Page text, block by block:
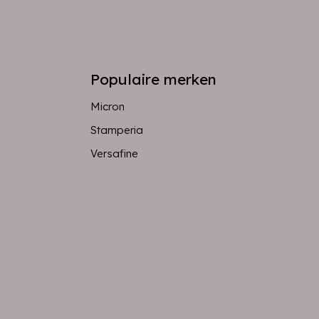
Populaire merken
Micron
Stamperia
Versafine